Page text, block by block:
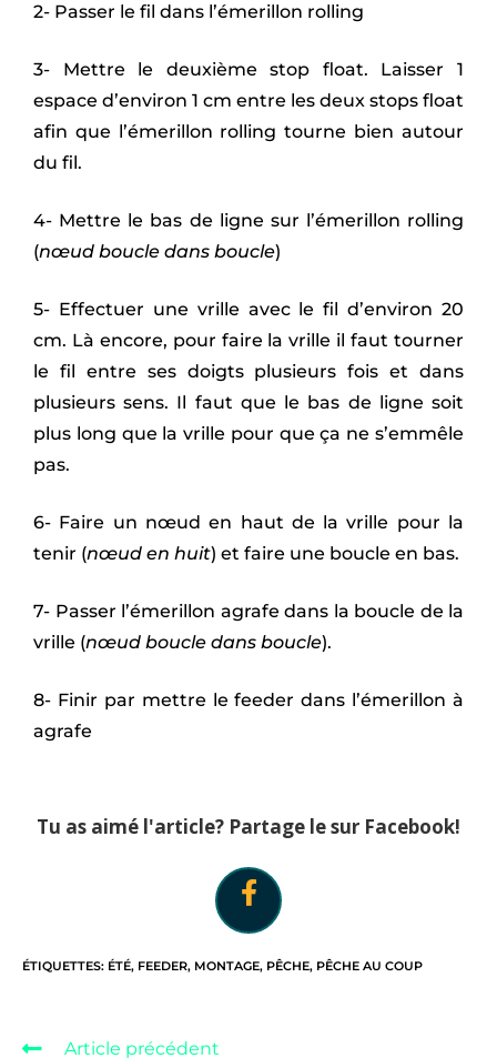
2- Passer le fil dans l’émerillon rolling
3- Mettre le deuxième stop float. Laisser 1
espace d’environ 1 cm entre les deux stops float
afin que l’émerillon rolling tourne bien autour
du fil.
4- Mettre le bas de ligne sur l’émerillon rolling
(nœud boucle dans boucle)
5- Effectuer une vrille avec le fil d’environ 20
cm. Là encore, pour faire la vrille il faut tourner
le fil entre ses doigts plusieurs fois et dans
plusieurs sens. Il faut que le bas de ligne soit
plus long que la vrille pour que ça ne s’emmêle
pas.
6- Faire un nœud en haut de la vrille pour la
tenir (nœud en huit) et faire une boucle en bas.
7- Passer l’émerillon agrafe dans la boucle de la
vrille (nœud boucle dans boucle).
8- Finir par mettre le feeder dans l’émerillon à
agrafe
Tu as aimé l'article? Partage le sur Facebook!
ÉTIQUETTES: ÉTÉ, FEEDER, MONTAGE, PÊCHE, PÊCHE AU COUP
Article précédent